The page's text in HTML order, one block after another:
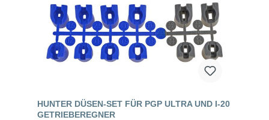
HUNTER DÜSEN-SET FÜR PGP ULTRA UND I-20
GETRIEBEREGNER